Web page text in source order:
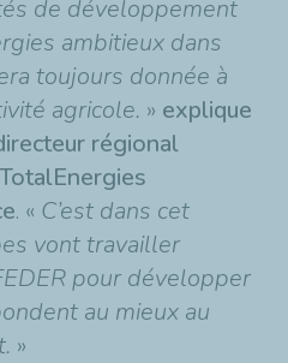
de développement
ambitieux dans
toujours donnée à
agricole. » explique
régional
. « C’est dans cet
vont travailler
pour développer
au mieux au
»